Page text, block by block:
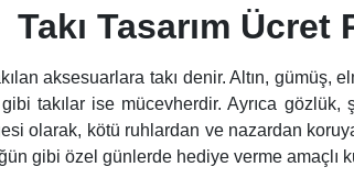
Takı Tasarım Ücret
aksesuarlara takı denir. Altın,
takılar ise mücevherdir. Ayrıca
olarak, kötü ruhlardan ve nazardan
gibi özel günlerde hediye verme amaçlı